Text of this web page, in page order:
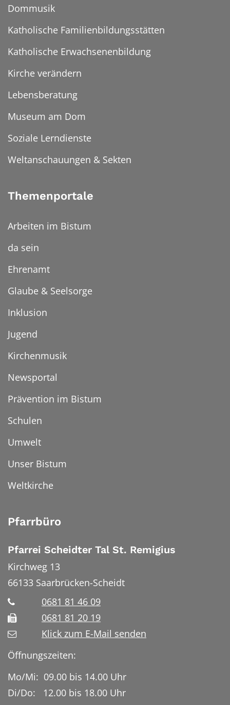
Dommusik
Katholische Familienbildungsstätten
Katholische Erwachsenenbildung
Kirche verändern
Lebensberatung
Museum am Dom
Soziale Lerndienste
Weltanschauungen & Sekten
Themenportale
Arbeiten im Bistum
da sein
Ehrenamt
Glaube & Seelsorge
Inklusion
Jugend
Kirchenmusik
Newsportal
Prävention im Bistum
Schulen
Umwelt
Unser Bistum
Weltkirche
Pfarrbüro
Pfarrei Scheidter Tal St. Remigius
Kirchweg 13
66133 Saarbrücken-Scheidt
0681 81 46 09
0681 81 20 19
Klick zum E-Mail senden
Öffnungszeiten:
Mo/Mi: 09.00 bis 14.00 Uhr
Di/Do: 12.00 bis 18.00 Uhr